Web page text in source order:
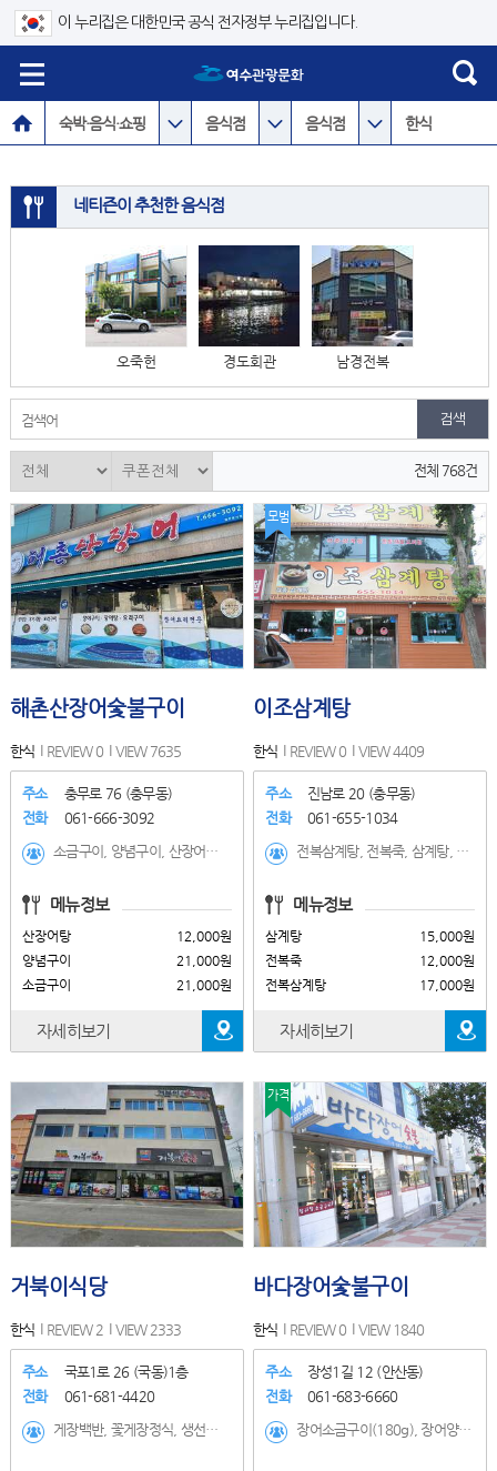
이 누리집은 대한민국 공식 전자정부 누리집입니다.
숙박·음식·쇼핑 음식점 음식점 한식
네티즌이 추천한 음식점
오죽헌 경도회관 남경전복
검색어
전체 768건
해촌산장어숯불구이
한식 REVIEW 0 VIEW 7635
주소
충무로 76 (충무동)
전화
061-666-3092
소금구이, 양념구이, 산장어탕, 우거지탕, 오리구이, 장어탕(점심특선)
메뉴정보
산장어탕
12,000원
양념구이
21,000원
소금구이
21,000원
자세히보기
모범
이조삼계탕
한식 REVIEW 0 VIEW 4409
주소
진남로 20 (충무동)
전화
061-655-1034
전복삼계탕, 전복죽, 삼계탕, 해물한방오리탕, 옻/엄삼계탕
메뉴정보
삼계탕
15,000원
전복죽
12,000원
전복삼계탕
17,000원
자세히보기
거북이식당
한식 REVIEW 2 VIEW 2333
주소
국포1로 26 (국동)1층
전화
061-681-4420
게장백반, 꽃게장정식, 생선구이정식
가격
바다장어숯불구이
한식 REVIEW 0 VIEW 1840
주소
장성1길 12 (안산동)
전화
061-683-6660
장어소금구이(180g), 장어양념구이(180g), 깨장어양념구이(150g), 산장어탕